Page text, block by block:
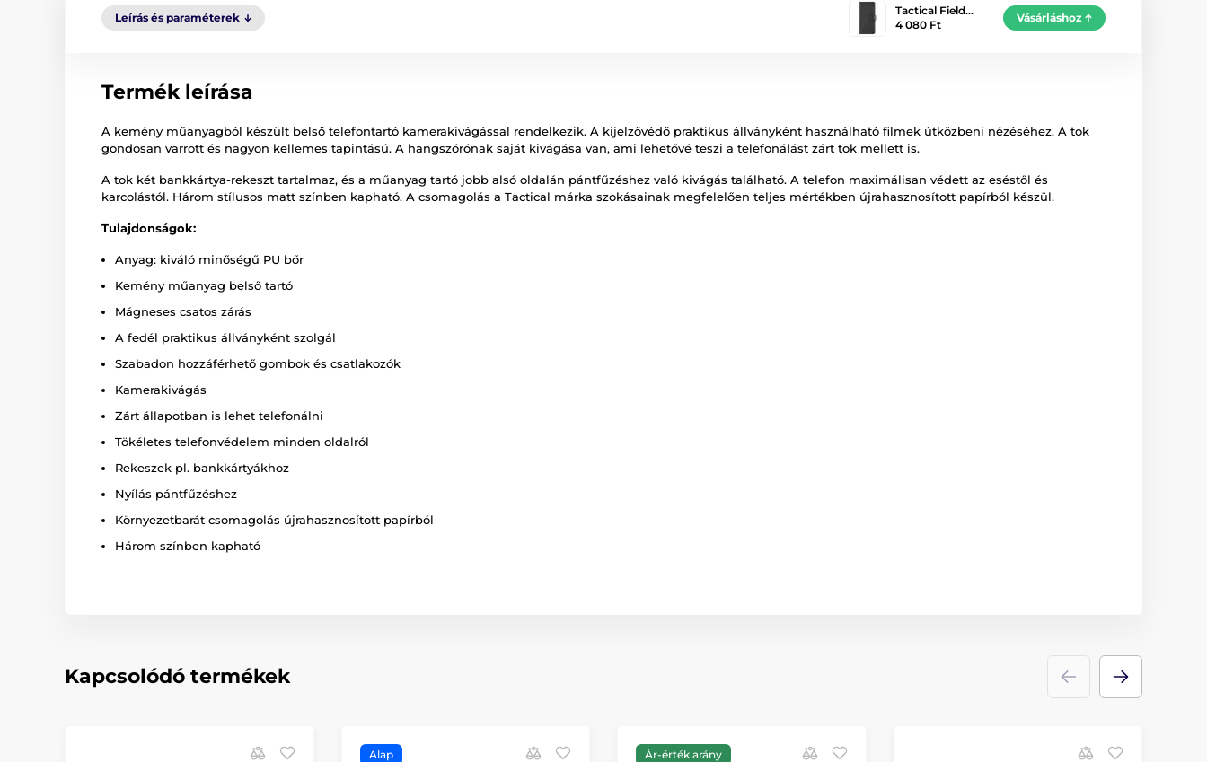
Leírás és paraméterek
Tactical Field…
4 080 Ft
Vásárláshoz
Termék leírása
A kemény műanyagból készült belső telefontartó kamerakivágással rendelkezik. A kijelzővédő praktikus állványként használható filmek útközbeni nézéséhez. A tok
gondosan varrott és nagyon kellemes tapintású. A hangszórónak saját kivágása van, ami lehetővé teszi a telefonálást zárt tok mellett is.
A tok két bankkártya-rekeszt tartalmaz, és a műanyag tartó jobb alsó oldalán pántfűzéshez való kivágás található. A telefon maximálisan védett az eséstől és
karcolástól. Három stílusos matt színben kapható. A csomagolás a Tactical márka szokásainak megfelelően teljes mértékben újrahasznosított papírból készül.
Tulajdonságok:
Anyag: kiváló minőségű PU bőr
Kemény műanyag belső tartó
Mágneses csatos zárás
A fedél praktikus állványként szolgál
Szabadon hozzáférhető gombok és csatlakozók
Kamerakivágás
Zárt állapotban is lehet telefonálni
Tökéletes telefonvédelem minden oldalról
Rekeszek pl. bankkártyákhoz
Nyílás pántfűzéshez
Környezetbarát csomagolás újrahasznosított papírból
Három színben kapható
Kapcsolódó termékek
Alap Ár-érték arány